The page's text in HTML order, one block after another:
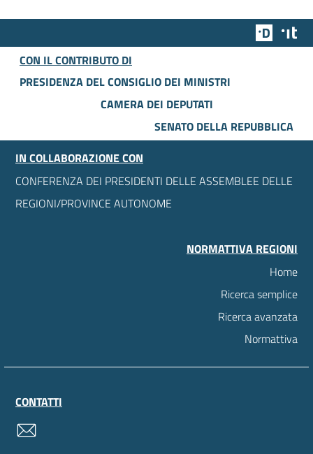
Team
CON IL CONTRIBUTO DI
PRESIDENZA DEL CONSIGLIO DEI MINISTRI
CAMERA DEI DEPUTATI
SENATO DELLA REPUBBLICA
IN COLLABORAZIONE CON
CONFERENZA DEI PRESIDENTI DELLE ASSEMBLEE DELLE
REGIONI/PROVINCE AUTONOME
NORMATTIVA REGIONI
Home
Ricerca semplice
Ricerca avanzata
Normattiva
CONTATTI